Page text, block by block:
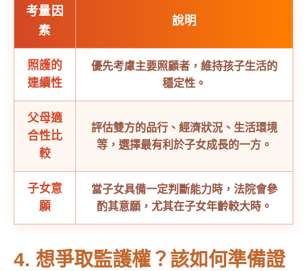
考量因
素
說明
照護的
連續性
優先考慮主要照顧者，維持孩子生活的
穩定性。
父母適
合性比
較
​評估雙方的品行、經濟狀況、生活環境
等，選擇最有利於子女成長的一方。
子女意
願
​當子女具備一定判斷能力時，法院會參
酌其意願，尤其在子女年齡較大時。​
4. 想爭取監護權？該如何準備證